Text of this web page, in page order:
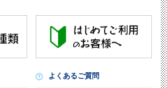
よくあるご質問